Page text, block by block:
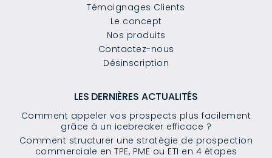
Témoignages Clients
Le concept
Nos produits
Contactez-nous
Désinscription
LES DERNIÈRES ACTUALITÉS
Comment appeler vos prospects plus facilement
grâce à un icebreaker efficace ?
Comment structurer une stratégie de prospection
commerciale en TPE, PME ou ETI en 4 étapes